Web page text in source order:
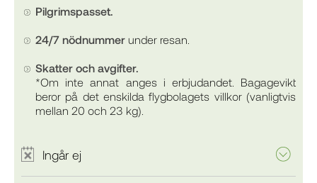
Pilgrimspasset.
24/7 nödnummer under resan.
Skatter och avgifter.
*Om inte annat anges i erbjudandet. Bagagevikt
beror på det enskilda flygbolagets villkor (vanligtvis
mellan 20 och 23 kg).
Ingår ej